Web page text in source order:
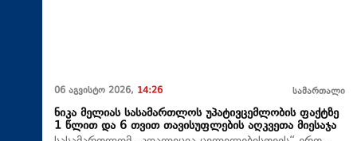
06 აგვისტო 2026, 14:26 სამართალი
ნიკა მელიას სასამართლოს უპატივცემლობის ფაქტზე
1 წლით და 6 თვით თავისუფლების აღკვეთა მიესაჯა